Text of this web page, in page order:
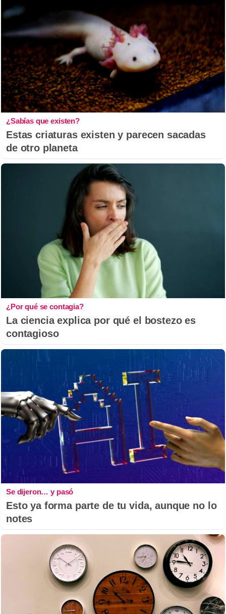
¿Sabías que existen?
Estas criaturas existen y parecen sacadas
de otro planeta
¿Por qué se contagia?
La ciencia explica por qué el bostezo es
contagioso
Se dijeron… y pasó
Esto ya forma parte de tu vida, aunque no lo
notes